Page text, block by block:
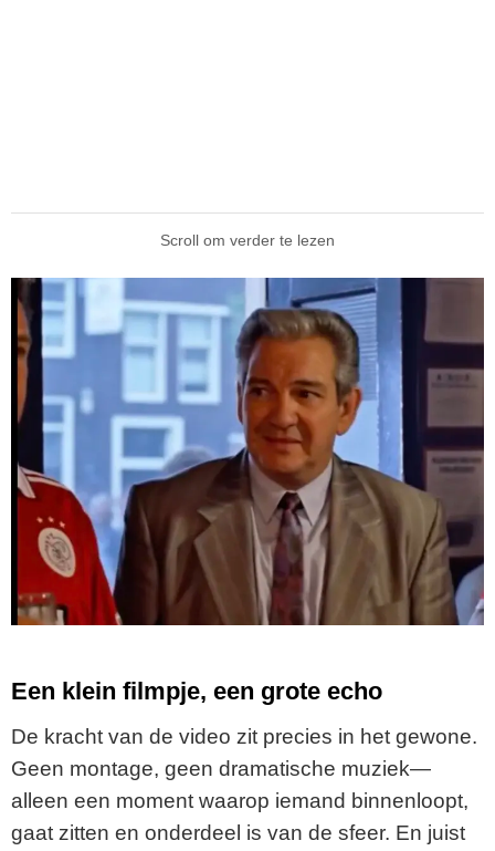
Scroll om verder te lezen
Een klein filmpje, een grote echo
De kracht van de video zit precies in het gewone.
Geen montage, geen dramatische muziek—
alleen een moment waarop iemand binnenloopt,
gaat zitten en onderdeel is van de sfeer. En juist